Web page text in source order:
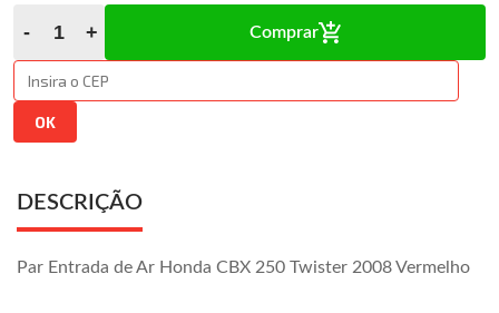
Comprar
DESCRIÇÃO
Par Entrada de Ar Honda CBX 250 Twister 2008 Vermelho